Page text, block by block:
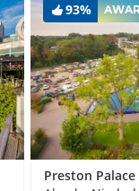
93%
Preston Palace